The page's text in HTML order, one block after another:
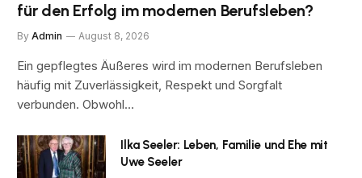
für den Erfolg im modernen Berufsleben?
By Admin August 8, 2026
Ein gepflegtes Äußeres wird im modernen Berufsleben
häufig mit Zuverlässigkeit, Respekt und Sorgfalt
verbunden. Obwohl…
Ilka Seeler: Leben, Familie und Ehe mit
Uwe Seeler